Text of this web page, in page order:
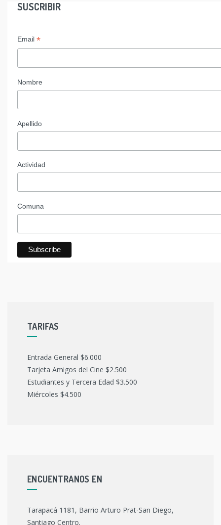
SUSCRIBIR
Email *
Nombre
Apellido
Actividad
Comuna
TARIFAS
Entrada General $6.000
Tarjeta Amigos del Cine $2.500
Estudiantes y Tercera Edad $3.500
Miércoles $4.500
ENCUENTRANOS EN
Tarapacá 1181, Barrio Arturo Prat-San Diego,
Santiago Centro.